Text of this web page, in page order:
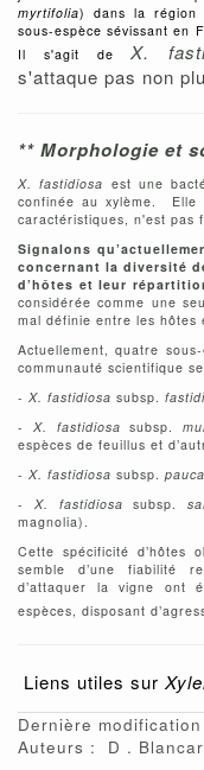
myrtifolia) dans la
sous-espèce sévissant en
Il s'agit deX.
s'attaque pas non
** Morphologie et
X. fastidiosa est une
confinée au xylème. Elle
caractéristiques, n'est pas
Signalons
concernant la diversité
d’hôtes et leur
considérée comme une
mal définie entre les hôtes
Actuellement, quatre
communauté scientifique
- X. fastidiosa subsp.
- X. fastidiosa subsp.
espèces de feuillus et
- X. fastidiosa subsp. pauca
- X. fastidiosa subsp.
magnolia).
Cette spécificité d’hôtes
semble d’une fiabilité
d’attaquer la vigne ont
espèces, disposant
Liens utiles sur
Dernière
Auteurs :
D